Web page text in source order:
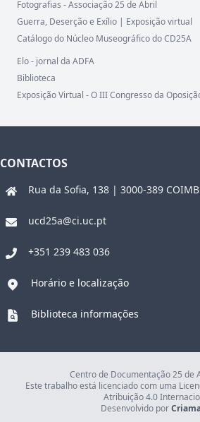
Fotografias - Associação 25 de Abril
Guerra, Deserção e Exílio | Exposição virtual
Catálogo do Núcleo Museográfico do CD25A
Elo - jornal da ADFA
Biblioteca
Exposição Virtual - O III Congresso da
CONTACTOS
Rua da Sofia, 138 | 3000-389
ucd25a@ci.uc.pt
+351 239 483 036
Horário e localização
Biblioteca informações
Centro de Documentação 25 de
Este trabalho está licenciado com uma
Atribuição 4.0
Desenvolvido por